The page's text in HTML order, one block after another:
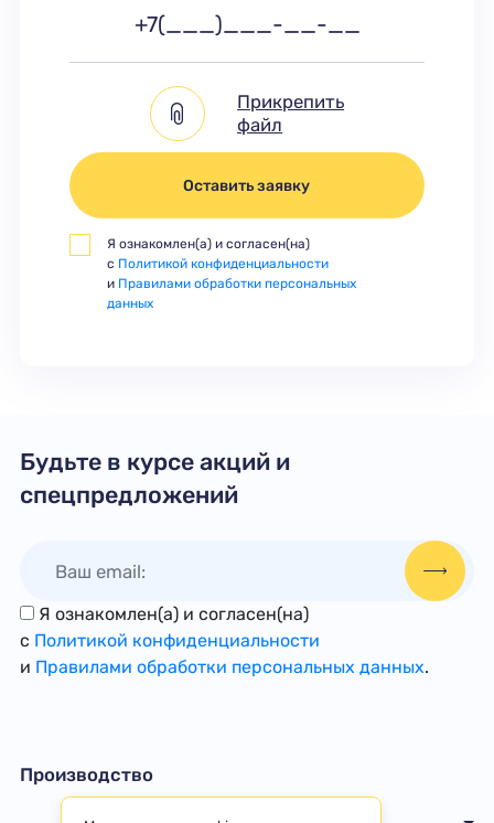
Прикрепить
файл
Оставить заявку
Я ознакомлен(а) и согласен(на)
с Политикой конфиденциальности
и Правилами обработки персональных
данных
Будьте в курсе акций и
спецпредложений
Я ознакомлен(а) и согласен(на)
с Политикой конфиденциальности
и Правилами обработки персональных данных.
Производство